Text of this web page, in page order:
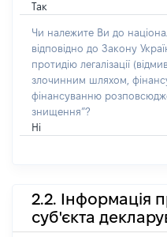
Так
Чи належите Ви до
відповідно до Закону
протидію легалізації
злочинним шляхом,
фінансуванню
знищення”?
Ні
2.2. Інформація
суб'єкта